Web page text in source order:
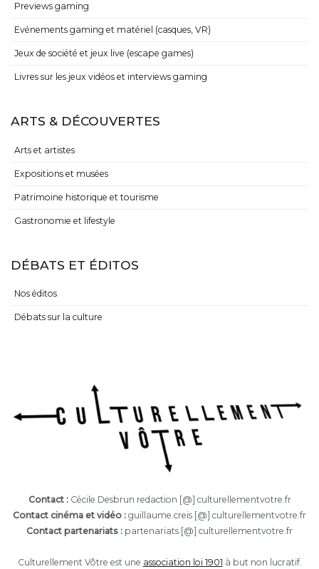
Previews gaming
Evénements gaming et matériel (casques, VR)
Jeux de société et jeux live (escape games)
Livres sur les jeux vidéos et interviews gaming
ARTS & DÉCOUVERTES
Arts et artistes
Expositions et musées
Patrimoine historique et tourisme
Gastronomie et lifestyle
DÉBATS ET ÉDITOS
Nos éditos
Débats sur la culture
Contact :Cécile Desbrun redaction [@] culturellementvotre.fr
Contact cinéma et vidéo : guillaume.creis [@] culturellementvotre.fr
Contact partenariats : partenariats [@] culturellementvotre.fr
Culturellement Vôtre est une association loi 1901 à but non lucratif.